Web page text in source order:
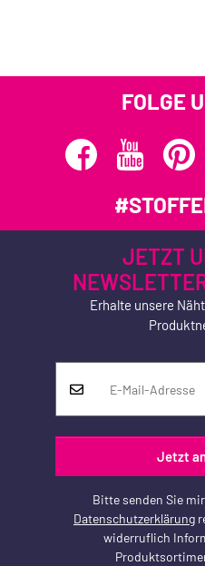
FOLGE
JETZT
Erhalte unsere
Jetzt
Bitte senden Sie
Datenschutzerklärung
widerruflich